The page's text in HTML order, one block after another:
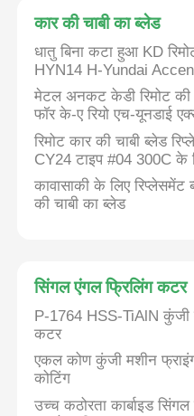
कार की चाबी का ब्लेड
धातु बिना कटा हुआ KD
HYN14 H-Yundai
मेटल अनकट केडी रिमोट की
फॉर के-ए रियो एच-यूनडाई
रिमोट कार की चाबी ब्लेड
CY24 टाइप #04 300C के
कावासाकी के लिए
की चाबी का ब्लेड
सिंगल एंगल फ्रिलिंग कटर
P-1764 HSS-TiAlN कुंजी
कटर
एकल कोण कुंजी मशीन
कोटिंग
उच्च कठोरता कार्बाइड